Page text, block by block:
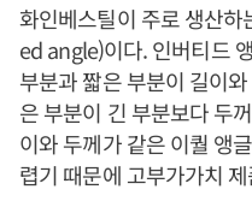
화인베스틸이 주로 생산
ed angle)이다. 인버티드
부분과 짧은 부분이 길이
은 부분이 긴 부분보다 두
이와 두께가 같은 이퀄 앵
렵기 때문에 고부가가치